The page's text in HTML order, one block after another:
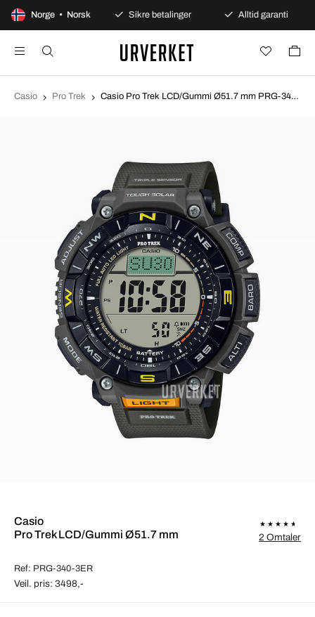
Norge • Norsk
dagers åpent kjøp Sikre betalinger Alltid garanti
Casio Pro Trek Casio Pro Trek LCD/Gummi Ø51.7 mm PRG-340-3ER
Casio
Pro Trek LCD/Gummi Ø51.7 mm
Ref: PRG-340-3ER
2 Omtaler
Veil. pris: 3498,-